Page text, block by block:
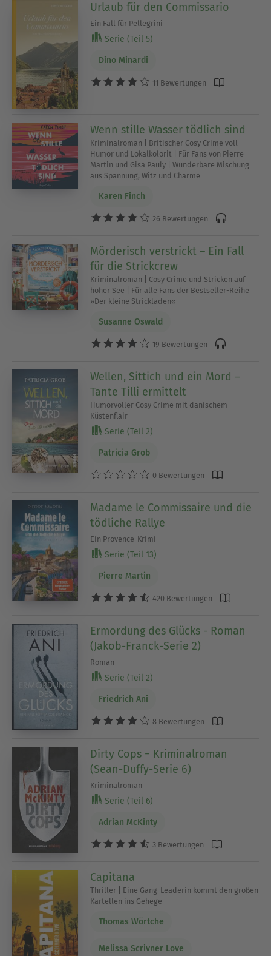
Urlaub für den Commissario
Ein Fall für Pellegrini
Serie (Teil 5)
Dino Minardi
11 Bewertungen
Wenn stille Wasser tödlich sind
Kriminalroman | Britischer Cosy Crime voll
Humor und Lokalkolorit | Für Fans von Pierre
Martin und Gisa Pauly | Wunderbare Mischung
aus Spannung, Witz und Charme
Karen Finch
26 Bewertungen
Mörderisch verstrickt – Ein Fall
für die Strickcrew
Kriminalroman | Cosy Crime und Stricken auf
hoher See | Für alle Fans der Bestseller-Reihe
»Der kleine Strickladen«
Susanne Oswald
19 Bewertungen
Wellen, Sittich und ein Mord –
Tante Tilli ermittelt
Humorvoller Cosy Crime mit dänischem
Küstenflair
Serie (Teil 2)
Patricia Grob
0 Bewertungen
Madame le Commissaire und die
tödliche Rallye
Ein Provence-Krimi
Serie (Teil 13)
Pierre Martin
420 Bewertungen
Ermordung des Glücks - Roman
(Jakob-Franck-Serie 2)
Roman
Serie (Teil 2)
Friedrich Ani
8 Bewertungen
Dirty Cops − Kriminalroman
(Sean-Duffy-Serie 6)
Kriminalroman
Serie (Teil 6)
Adrian McKinty
3 Bewertungen
Capitana
Thriller | Eine Gang-Leaderin kommt den großen
Kartellen ins Gehege
Thomas Wörtche
Melissa Scrivner Love